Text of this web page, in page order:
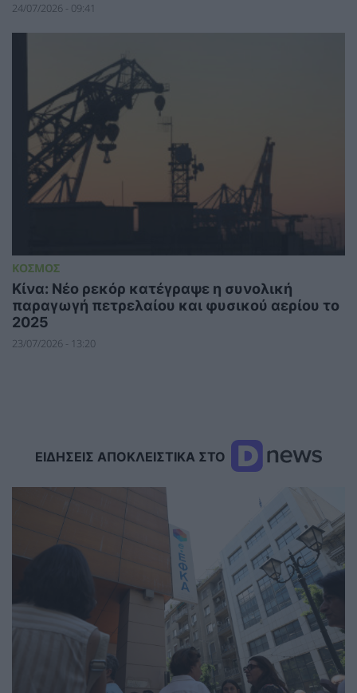
24/07/2026 - 09:41
ΚΟΣΜΟΣ
Κίνα: Νέο ρεκόρ κατέγραψε η συνολική
παραγωγή πετρελαίου και φυσικού αερίου το
2025
23/07/2026 - 13:20
ΕΙΔΗΣΕΙΣ ΑΠΟΚΛΕΙΣΤΙΚΑ ΣΤΟ